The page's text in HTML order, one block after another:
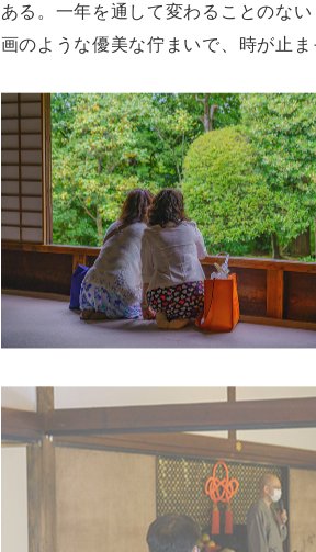
ある。一年を通して変わることのな
画のような優美な佇まいで、時が止